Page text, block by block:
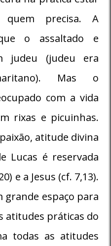
precisa. A
o assaltado e
judeu (judeu era
Mas o
com a vida
rixas e picuinhas.
atitude divina
Lucas é reservada
e a Jesus (cf. 7,13).
grande espaço para
atitudes práticas do
todas as atitudes